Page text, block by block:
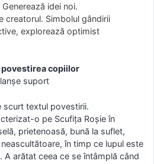
idei noi.
creatorul. Simbolul gândirii
explorează optimist
povestirea copiilor
suport
scurt textul povestirii.
o pe Scufiţa Roşie în
prietenoasă, bună la suflet,
în timp ce lupul este
A arătat ceea ce se întâmplă când